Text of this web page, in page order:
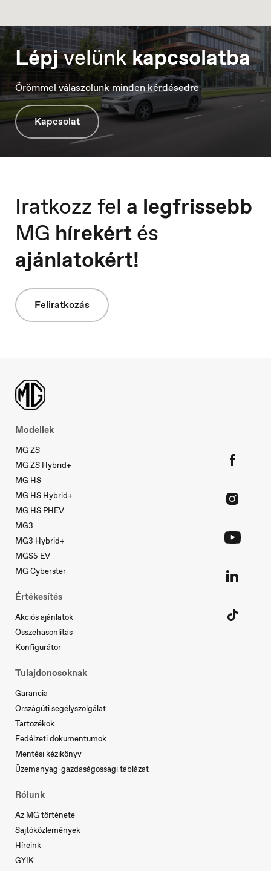
Serbia
Srpski
Slovenia
Lépjvelünkkapcsolatba
Örömmel válaszolunk minden kérdésedre
Kapcsolat
Iratkozz fel a legfrissebb
MG hírekértés
ajánlatokért!
Feliratkozás
Modellek
MG ZS
MG ZS Hybrid+
MG HS
MG HS Hybrid+
MG HS PHEV
MG3
MG3 Hybrid+
MGS5 EV
MG Cyberster
Értékesítés
Akciós ajánlatok
Összehasonlítás
Konfigurátor
Tulajdonosoknak
Garancia
Országúti segélyszolgálat
Tartozékok
Fedélzeti dokumentumok
Mentési kézikönyv
Üzemanyag-gazdaságossági táblázat
Rólunk
Az MG története
Sajtóközlemények
Híreink
GYIK